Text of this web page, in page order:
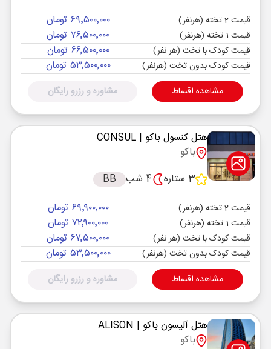
ساعت حرکت :16:00 مدت سفر : قیمت 2 تخته (هرنفر) ۶۹٬۵۰۰٬۰۰۰ تومان
قیمت 1 تخته (هرنفر) ۷۶٬۵۰۰٬۰۰۰ تومان
قیمت کودک با تخت (هر نفر) ۶۶٬۵۰۰٬۰۰۰ تومان
قیمت کودک بدون تخت (هرنفر) ۵۳٬۵۰۰٬۰۰۰ تومان
مشاهده اقساط مشاوره و رزرو رایگان
هتل کنسول باکو | CONSUL
باکو
3 ستاره
4 شب BB
قیمت 2 تخته (هرنفر) ۶۹٬۹۰۰٬۰۰۰ تومان
قیمت 1 تخته (هرنفر) ۷۲٬۹۰۰٬۰۰۰ تومان
قیمت کودک با تخت (هر نفر) ۶۷٬۵۰۰٬۰۰۰ تومان
قیمت کودک بدون تخت (هرنفر) ۵۳٬۵۰۰٬۰۰۰ تومان
مشاهده اقساط مشاوره و رزرو رایگان
هتل آلیسون باکو | ALISON
باکو